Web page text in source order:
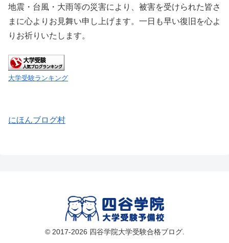
地震・台風・大雨等の災害により、被害を受けられた皆さ
まに心よりお見舞い申し上げます。一日も早い復旧を心よ
りお祈りいたします。
大学受験ランキング
にほんブログ村
© 2017-2026 四谷学院大学受験合格ブログ.